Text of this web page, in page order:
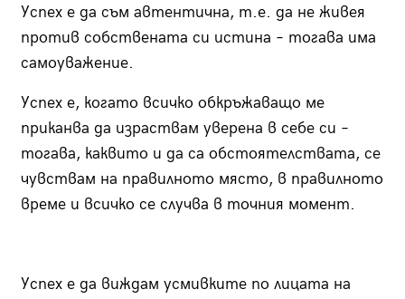
Успех е да съм автентична, т.е. да не живея
против собствената си истина – тогава има
самоуважение.
Успех е, когато всичко обкръжаващо ме
приканва да израствам уверена в себе си –
тогава, каквито и да са обстоятелствата, се
чувствам на правилното място, в правилното
време и всичко се случва в точния момент.
Успех е да виждам усмивките по лицата на